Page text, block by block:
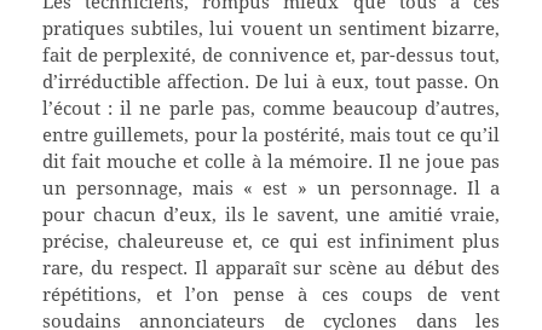
pratiques subtiles, lui vouent un sentiment bizarre,
fait de perplexité, de connivence et, par-dessus tout,
d’irréductible affection. De lui à eux, tout passe. On
l’écout : il ne parle pas, comme beaucoup d’autres,
entre guillemets, pour la postérité, mais tout ce qu’il
dit fait mouche et colle à la mémoire. Il ne joue pas
un personnage, mais « est » un personnage. Il a
pour chacun d’eux, ils le savent, une amitié vraie,
précise, chaleureuse et, ce qui est infiniment plus
rare, du respect. Il apparaît sur scène au début des
répétitions, et l’on pense à ces coups de vent
soudains annonciateurs de cyclones dans les